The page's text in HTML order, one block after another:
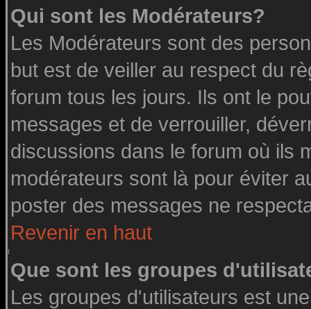
Qui sont les Modérateurs?
Les Modérateurs sont des
but est de veiller au respect du
forum tous les jours. Ils ont le
messages et de verrouiller,
discussions dans le forum où ils
modérateurs sont là pour éviter
poster des messages ne
Revenir en haut
Que sont les groupes
Les groupes d'utilisateurs est